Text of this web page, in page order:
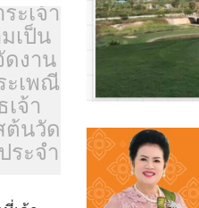
ะเจ้า
เป็น
งาน
ะเพณี
จ้า
ต้นวัด
ระจำ